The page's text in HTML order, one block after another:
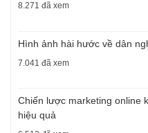
8.271 đã xem
Hình ảnh hài hước về dân
7.041 đã xem
Chiến lược marketing online
hiệu quả